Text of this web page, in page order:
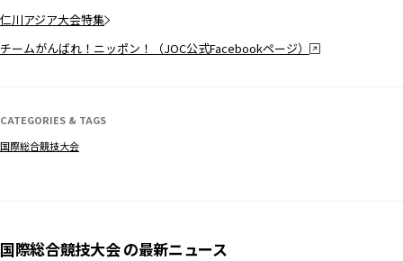
仁川アジア大会特集
チームがんばれ！ニッポン！（JOC公式Facebookページ）
CATEGORIES & TAGS
国際総合競技大会
国際総合競技大会 の最新ニュース